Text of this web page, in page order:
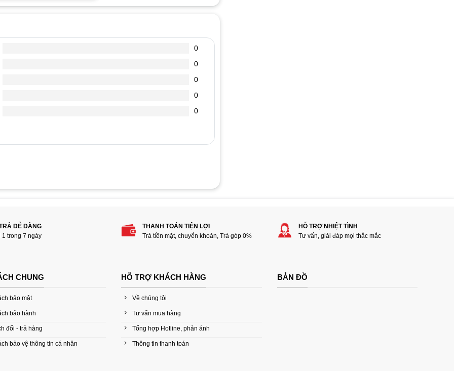
0
0
0
0
0
“Nguồn Camera DC 12V-2A Questek”
DỄ DÀNG
1 trong 7 ngày
THANH TOÁN TIỆN LỢI
Trả tiền mặt, chuyển khoản, Trà góp 0%
HỖ TRỢ NHIỆT TÌNH
Tư vấn, giải đáp mọi thắc mắc
CHUNG
bảo mật
bảo hành
đổi - trả hàng
bảo vệ thông tin cá nhân
HỖ TRỢ KHÁCH HÀNG
Về chúng tôi
Tư vấn mua hàng
Tổng hợp Hotline, phản ánh
Thông tin thanh toán
BẢN ĐỒ